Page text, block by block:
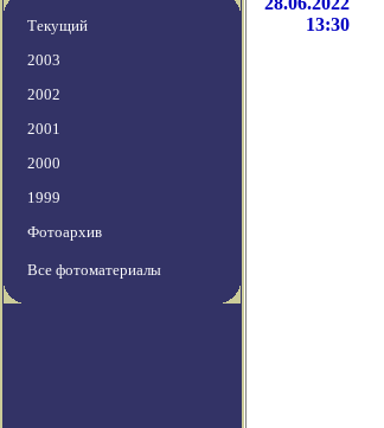
Текущий
2003
2002
2001
2000
1999
Фотоархив
Все фотоматериалы
13:30